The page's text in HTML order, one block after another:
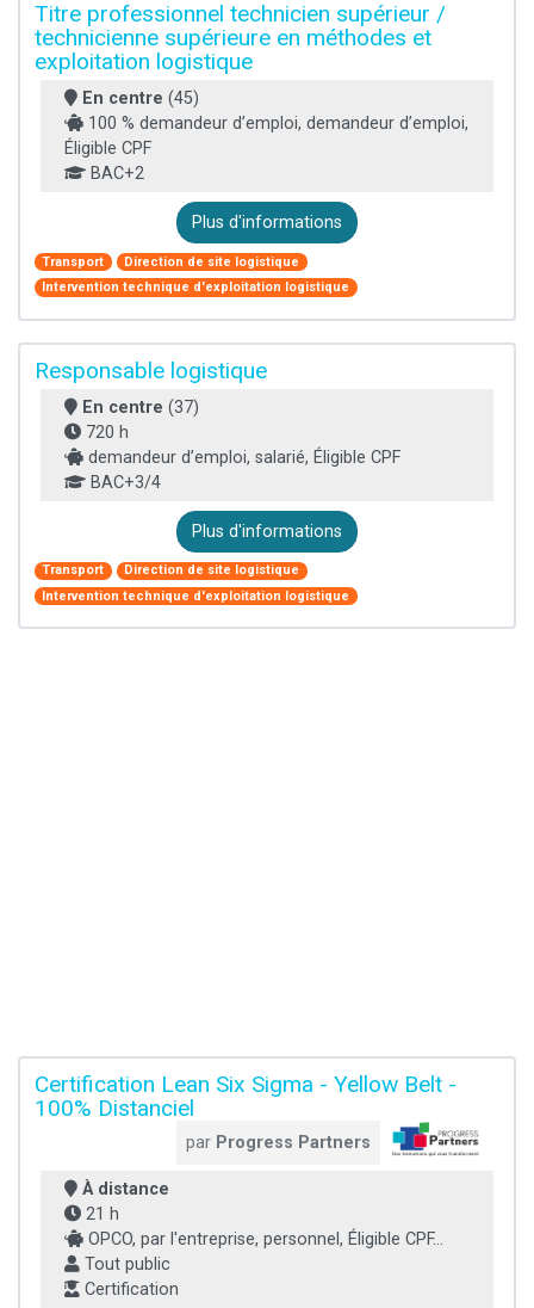
Titre professionnel technicien supérieur /
technicienne supérieure en méthodes et
exploitation logistique
En centre (45)
100 % demandeur d’emploi, demandeur d’emploi,
Éligible CPF
BAC+2
Plus d'informations
Transport
Direction de site logistique
Intervention technique d'exploitation logistique
Responsable logistique
En centre (37)
720 h
demandeur d’emploi, salarié, Éligible CPF
BAC+3/4
Plus d'informations
Transport
Direction de site logistique
Intervention technique d'exploitation logistique
Certification Lean Six Sigma - Yellow Belt -
100% Distanciel
par Progress Partners
À distance
21 h
OPCO, par l'entreprise, personnel, Éligible CPF...
Tout public
Certification